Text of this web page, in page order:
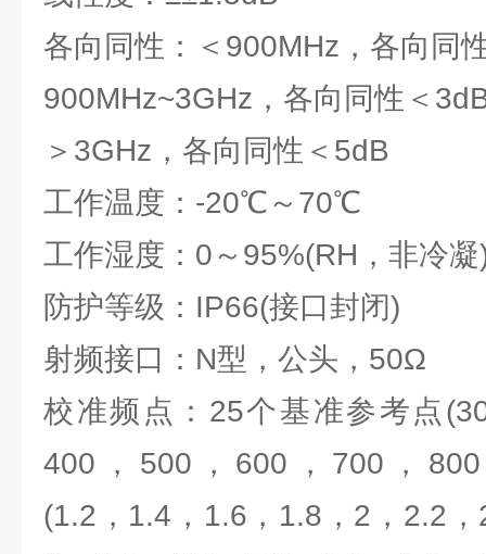
各向同性：＜900MHz，各向同
900MHz~3GHz，各向同性＜
＞3GHz，各向同性＜5dB
工作温度：-20℃～70℃
工作湿度：0～95%(RH，非冷
防护等级：IP66(接口封闭)
射频接口：N型，公头，50Ω
校准频点：25个基准参考点
400，500，600，700，800
(1.2，1.4，1.6，1.8，2，2.2